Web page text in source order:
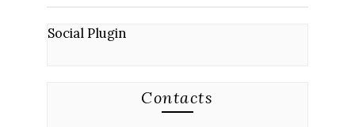
Social Plugin
Contacts